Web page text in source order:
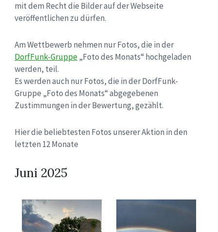
mit dem Recht die Bilder auf der Webseite
veröffentlichen zu dürfen.
Am Wettbewerb nehmen nur Fotos, die in der
DorfFunk-Gruppe„Foto des Monats“ hochgeladen
werden, teil.
Es werden auch nur Fotos, die in der DorfFunk-
Gruppe „Foto des Monats“ abgegebenen
Zustimmungen in der Bewertung, gezählt.
Hier die beliebtesten Fotos unserer Aktion in den
letzten 12 Monate
Juni 2025